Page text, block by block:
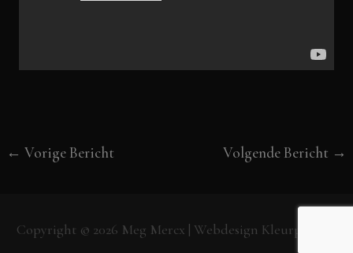
← Vorige Bericht Volgende Bericht →
Copyright © 2026 Meg Mercx | Webdesign Kleurpunt.nl